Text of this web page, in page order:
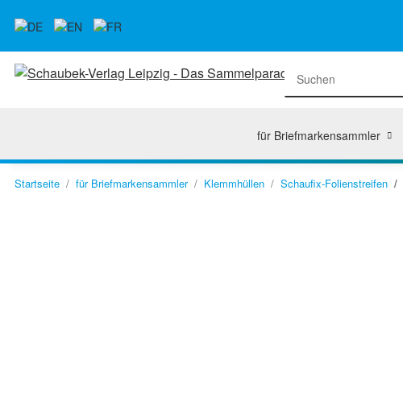
für Briefmarkensammler
Startseite für Briefmarkensammler Klemmhüllen Schaufix-Folienstreifen